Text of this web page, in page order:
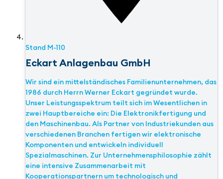
Stand M-110
Eckart Anlagenbau GmbH
Wir sind ein mittelständisches Familienunternehmen, das
1986 durch Herrn Werner Eckart gegründet wurde.
Unser Leistungsspektrum teilt sich im Wesentlichen in
zwei Hauptbereiche ein: Die Elektronikfertigung und
den Maschinenbau. Als Partner von Industriekunden aus
verschiedenen Branchen fertigen wir elektronische
Komponenten und entwickeln individuell
Spezialmaschinen. Zur Unternehmensphilosophie zählt
eine intensive Zusammenarbeit mit
Kooperationspartnern um technologisch und